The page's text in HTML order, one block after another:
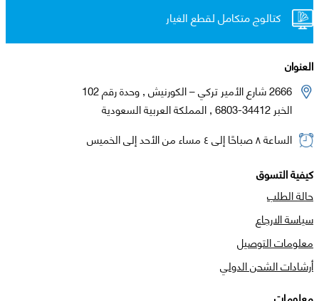
كتالوج متكامل لقطع الغيار
العنوان
2666 شارع الأمير تركي – الكورنيش , وحدة رقم 102
الخبر 34412-6803 , المملكة العربية السعودية
الساعة ٨ صباحًا إلى ٤ مساء من الأحد إلى الخميس
كيفية التسوق
حالة الطلب
سياسة الارجاع
معلومات التوصيل
أرشادات الشحن الدولي